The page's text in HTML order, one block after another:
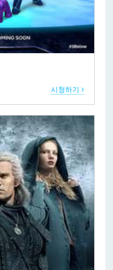
시청하기